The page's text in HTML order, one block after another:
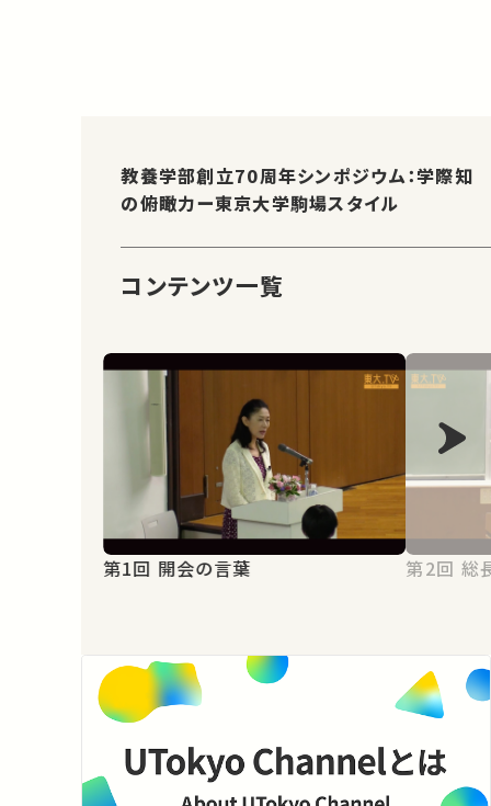
教養学部創立70周年シンポジウム：学際知
の俯瞰力ー東京大学駒場スタイル
コンテンツ一覧
第1回 開会の言葉 第2